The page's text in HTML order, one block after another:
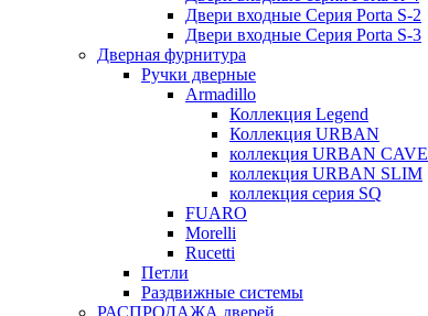
Двери входные Серия Porta S-2
Двери входные Серия Porta S-3
Дверная фурнитура
Ручки дверные
Armadillo
Коллекция Legend
Коллекция URBAN
коллекция URBAN CAVE
коллекция URBAN SLIM
коллекция серия SQ
FUARO
Morelli
Rucetti
Петли
Раздвижные системы
РАСПРОДАЖА дверей